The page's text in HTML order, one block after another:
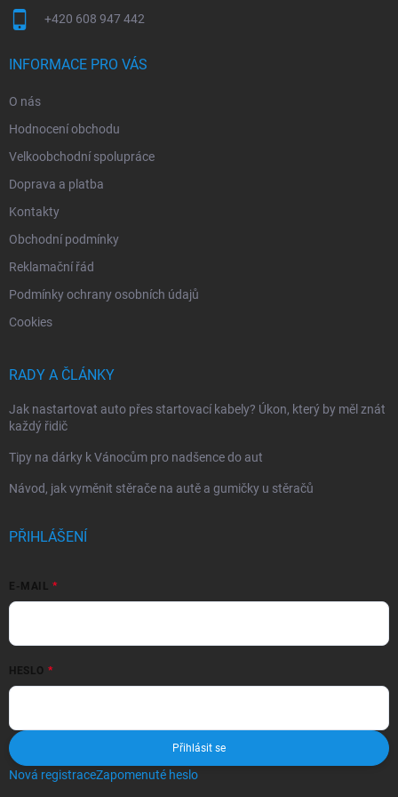
+420 608 947 442
INFORMACE PRO VÁS
O nás
Hodnocení obchodu
Velkoobchodní spolupráce
Doprava a platba
Kontakty
Obchodní podmínky
Reklamační řád
Podmínky ochrany osobních údajů
Cookies
RADY A ČLÁNKY
Jak nastartovat auto přes startovací kabely? Úkon, který by měl znát
každý řidič
Tipy na dárky k Vánocům pro nadšence do aut
Návod, jak vyměnit stěrače na autě a gumičky u stěračů
PŘIHLÁŠENÍ
E-MAIL
HESLO
Přihlásit se
Nová registraceZapomenuté heslo